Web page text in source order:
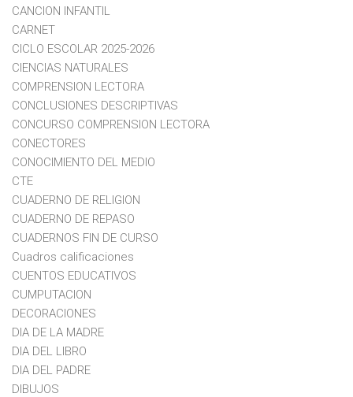
CANCION INFANTIL
CARNET
CICLO ESCOLAR 2025-2026
CIENCIAS NATURALES
COMPRENSION LECTORA
CONCLUSIONES DESCRIPTIVAS
CONCURSO COMPRENSION LECTORA
CONECTORES
CONOCIMIENTO DEL MEDIO
CTE
CUADERNO DE RELIGION
CUADERNO DE REPASO
CUADERNOS FIN DE CURSO
Cuadros calificaciones
CUENTOS EDUCATIVOS
CUMPUTACION
DECORACIONES
DIA DE LA MADRE
DIA DEL LIBRO
DIA DEL PADRE
DIBUJOS